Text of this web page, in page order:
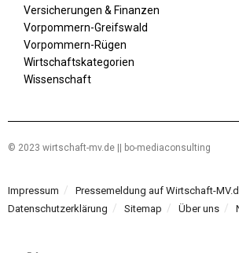
Versicherungen & Finanzen
Vorpommern-Greifswald
Vorpommern-Rügen
Wirtschaftskategorien
Wissenschaft
© 2023 wirtschaft-mv.de || bo-mediaconsulting
Impressum
Pressemeldung auf Wirtschaft-
Datenschutzerklärung
Sitemap Über uns